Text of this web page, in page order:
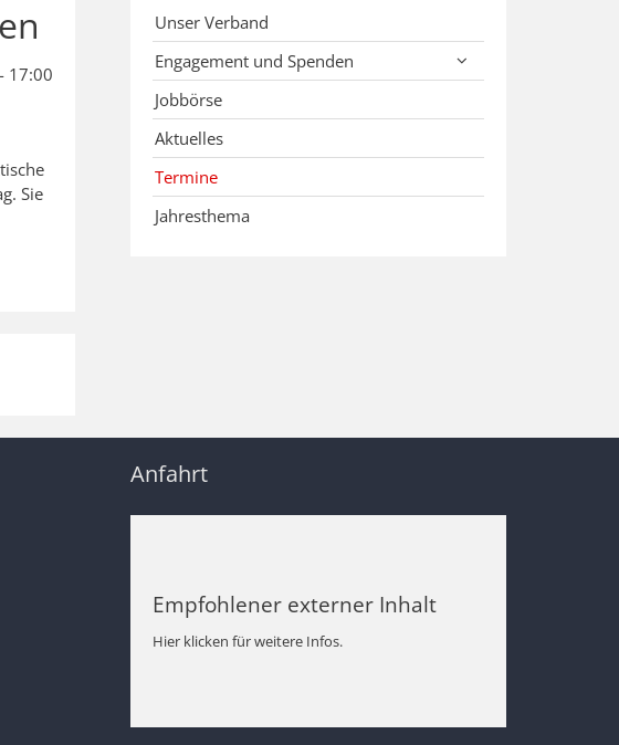
17:00
Sie
Unser Verband
Engagement und Spenden
Jobbörse
Aktuelles
Termine
Jahresthema
Anfahrt
Empfohlener externer Inhalt
Hier klicken für weitere Infos.